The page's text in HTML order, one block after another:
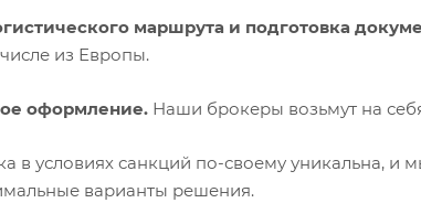
маршрута и подготовка
из Европы.
оформление. Наши брокеры возьмут на
в условиях санкций по-своему уникальна,
варианты решения.